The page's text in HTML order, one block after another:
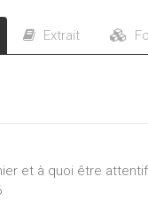
Extrait
et à quoi être